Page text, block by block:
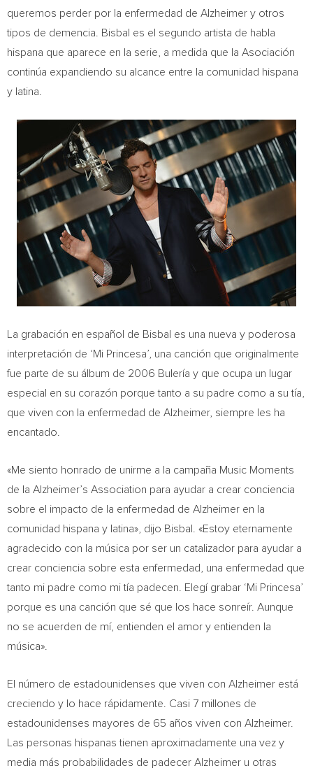
queremos perder por la enfermedad de Alzheimer y otros
tipos de demencia. Bisbal es el segundo artista de habla
hispana que aparece en la serie, a medida que la Asociación
continúa expandiendo su alcance entre la comunidad hispana
y latina.
La grabación en español de Bisbal es una nueva y poderosa
interpretación de ‘Mi Princesa’, una canción que originalmente
fue parte de su álbum de 2006 Bulería y que ocupa un lugar
especial en su corazón porque tanto a su padre como a su tía,
que viven con la enfermedad de Alzheimer, siempre les ha
encantado.
«Me siento honrado de unirme a la campaña Music Moments
de la Alzheimer’s Association para ayudar a crear conciencia
sobre el impacto de la enfermedad de Alzheimer en la
comunidad hispana y latina», dijo Bisbal. «Estoy eternamente
agradecido con la música por ser un catalizador para ayudar a
crear conciencia sobre esta enfermedad, una enfermedad que
tanto mi padre como mi tía padecen. Elegí grabar ‘Mi Princesa’
porque es una canción que sé que los hace sonreír. Aunque
no se acuerden de mí, entienden el amor y entienden la
música».
El número de estadounidenses que viven con Alzheimer está
creciendo y lo hace rápidamente. Casi 7 millones de
estadounidenses mayores de 65 años viven con Alzheimer.
Las personas hispanas tienen aproximadamente una vez y
media más probabilidades de padecer Alzheimer u otras